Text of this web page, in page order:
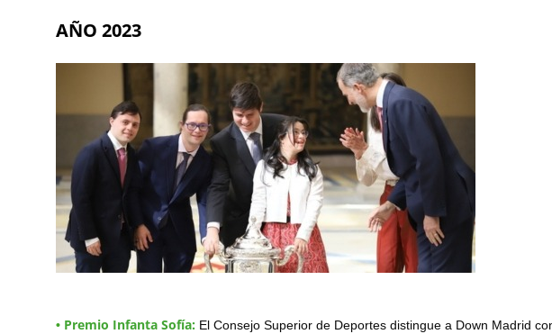
AÑO 2023
• Premio Infanta Sofía: El Consejo Superior de Deportes distingue a Down Madrid